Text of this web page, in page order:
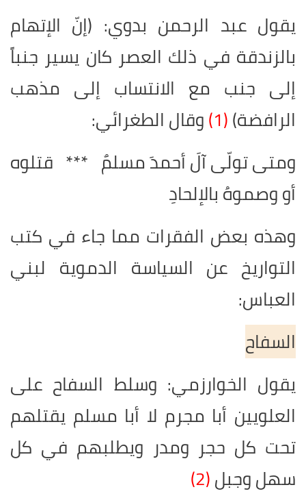
يقول عبد الرحمن بدوي: (إنّ الإتهام
بالزندقة في ذلك العصر كان يسير جنباً
إلى جنب مع الانتساب إلى مذهب
الرافضة)(1)
وقال الطغرائي:
ومتى تولّى آلَ أحمدَ مسلمٌ *** قتلوه
أو وصموهُ بالإلحادِ
وهذه بعض الفقرات مما جاء في كتب
التواريخ عن السياسة الدموية لبني
العباس:
السفاح
يقول الخوارزمي: وسلط السفاح على
العلويين أبا مجرم لا أبا مسلم يقتلهم
تحت كل حجر ومدر ويطلبهم في كل
سهل وجبل(2)